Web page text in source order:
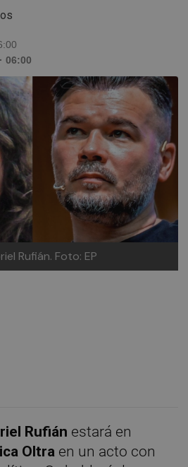
06:00
Rufián. Foto: EP
Rufián estará en
Oltra en un acto con